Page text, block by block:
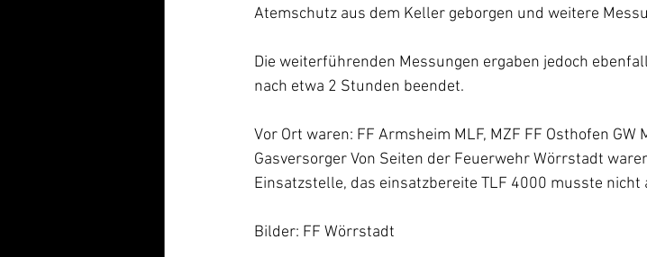
Atemschutz aus dem Keller geborgen und weitere
Die weiterführenden Messungen ergaben jedoch
nach etwa 2 Stunden beendet.
Vor Ort waren: FF Armsheim MLF, MZF FF Osthofen GW
Gasversorger Von Seiten der Feuerwehr Wörrstadt
Einsatzstelle, das einsatzbereite TLF 4000 musste nicht
Bilder: FF Wörrstadt